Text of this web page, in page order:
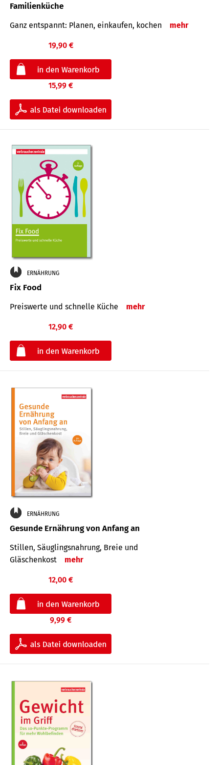
Familienküche
Ganz entspannt: Planen, einkaufen, kochen mehr
19,90 €
15,99 €
ERNÄHRUNG
Fix Food
Preiswerte und schnelle Küche mehr
12,90 €
ERNÄHRUNG
Gesunde Ernährung von Anfang an
Stillen, Säuglingsnahrung, Breie und
Gläschenkost
mehr
12,00 €
9,99 €